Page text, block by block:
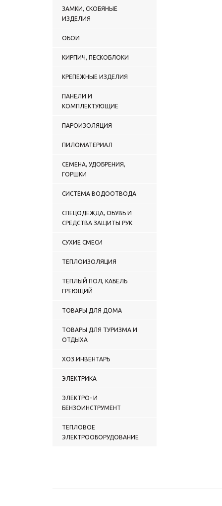
ЗАМКИ, СКОБЯНЫЕ
ИЗДЕЛИЯ
ОБОИ
КИРПИЧ, ПЕСКОБЛОКИ
КРЕПЕЖНЫЕ ИЗДЕЛИЯ
ПАНЕЛИ И
КОМПЛЕКТУЮЩИЕ
ПАРОИЗОЛЯЦИЯ
ПИЛОМАТЕРИАЛ
СЕМЕНА, УДОБРЕНИЯ,
ГОРШКИ
СИСТЕМА ВОДООТВОДА
СПЕЦОДЕЖДА, ОБУВЬ И
СРЕДСТВА ЗАЩИТЫ РУК
СУХИЕ СМЕСИ
ТЕПЛОИЗОЛЯЦИЯ
ТЕПЛЫЙ ПОЛ, КАБЕЛЬ
ГРЕЮЩИЙ
ТОВАРЫ ДЛЯ ДОМА
ТОВАРЫ ДЛЯ ТУРИЗМА И
ОТДЫХА
ХОЗ.ИНВЕНТАРЬ
ЭЛЕКТРИКА
ЭЛЕКТРО- И
БЕНЗОИНСТРУМЕНТ
ТЕПЛОВОЕ
ЭЛЕКТРООБОРУДОВАНИЕ